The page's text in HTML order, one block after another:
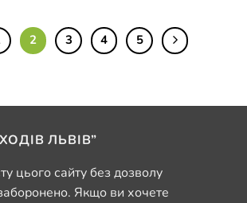
2 3 4 5
ЛЬВІВ”
цього сайту без дозволу
Якщо ви хочете